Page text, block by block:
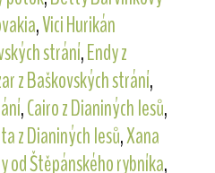
,Vici Hurikán
strání,Endy z
z Baškovských strání,
,Cairo z Dianiných lesů,
z Dianiných lesů,Xana
od Štěpánského rybníka,